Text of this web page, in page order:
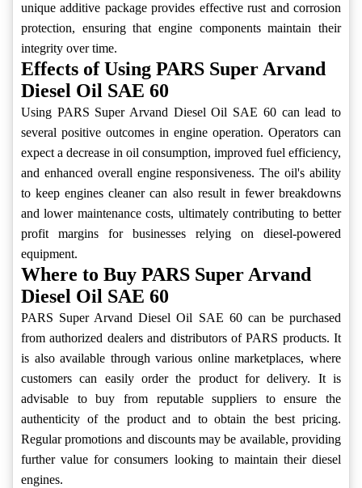
unique additive package provides effective rust and corrosion
protection, ensuring that engine components maintain their
integrity over time.
Effects of Using PARS Super Arvand
Diesel Oil SAE 60
Using PARS Super Arvand Diesel Oil SAE 60 can lead to
several positive outcomes in engine operation. Operators can
expect a decrease in oil consumption, improved fuel efficiency,
and enhanced overall engine responsiveness. The oil's ability
to keep engines cleaner can also result in fewer breakdowns
and lower maintenance costs, ultimately contributing to better
profit margins for businesses relying on diesel-powered
equipment.
Where to Buy PARS Super Arvand
Diesel Oil SAE 60
PARS Super Arvand Diesel Oil SAE 60 can be purchased
from authorized dealers and distributors of PARS products. It
is also available through various online marketplaces, where
customers can easily order the product for delivery. It is
advisable to buy from reputable suppliers to ensure the
authenticity of the product and to obtain the best pricing.
Regular promotions and discounts may be available, providing
further value for consumers looking to maintain their diesel
engines.